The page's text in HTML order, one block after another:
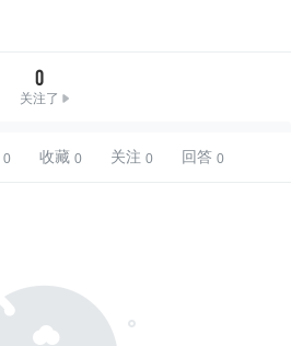
0
关注了
收藏 关注 回答